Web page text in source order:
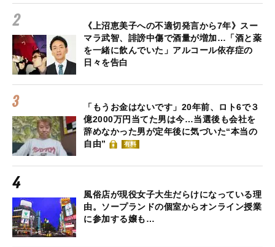
《上沼恵美子への不適切発言から7年》スー
マラ武智、誹謗中傷で酒量が増加…「酒と薬
を一緒に飲んでいた」アルコール依存症の
日々を告白
「もうお金はないです」20年前、ロト6で３
億2000万円当てた男は今…当選後も会社を
辞めなかった男が定年後に気づいた“本当の
自由”
有料
風俗店が現役女子大生だらけになっている理
由。ソープランドの個室からオンライン授業
に参加する嬢も…